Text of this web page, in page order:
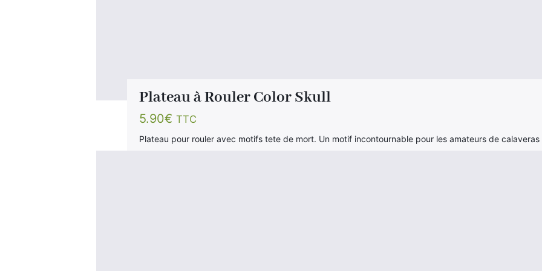
Plateau à Rouler Color Skull
5.90€ TTC
Plateau pour rouler avec motifs tete de mort. Un motif incontournable pour les amateurs de